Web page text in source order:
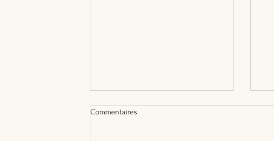
FAQ Croc Midi : horaires,
réservation, parking, emporter
Commentaires